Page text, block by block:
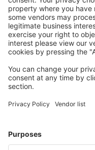
Planifica tu viaje
Vuelos baratos
Escapadas
Vuelo+Hotel